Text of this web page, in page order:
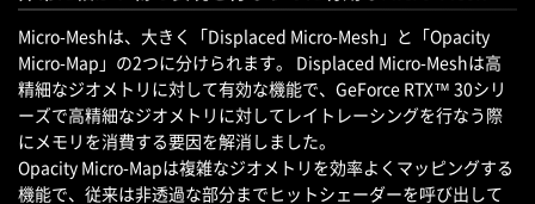
Micro-Meshは、大きく「Displaced Micro-Mesh」と「Opacity
Micro-Map」の2つに分けられます。 Displaced Micro-Meshは高
精細なジオメトリに対して有効な機能で、GeForce RTX™ 30シリ
ーズで高精細なジオメトリに対してレイトレーシングを行なう際
にメモリを消費する要因を解消しました。
Opacity Micro-Mapは複雑なジオメトリを効率よくマッピングする
機能で、従来は非透過な部分までヒットシェーダーを呼び出して